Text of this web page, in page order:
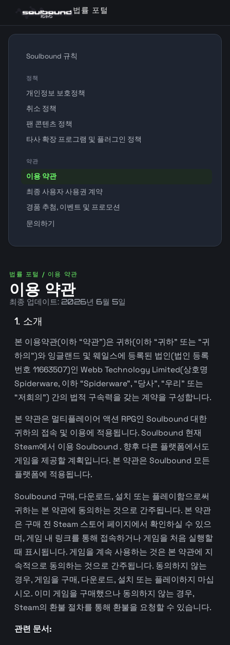
법률 포털
Soulbound 규칙
정책
개인정보 보호정책
취소 정책
팬 콘텐츠 정책
타사 확장 프로그램 및 플러그인 정책
약관
이용 약관
최종 사용자 사용권 계약
경품 추첨, 이벤트 및 프로모션
문의하기
법률 포털 / 이용 약관
이용 약관
최종 업데이트: 2026년 6월 5일
1. 소개
본 이용약관(이하 “약관”)은 귀하(이하 “귀하” 또는 “귀
하의”)와 잉글랜드 및 웨일스에 등록된 법인(법인 등록
번호 11663507)인 Webb Technology Limited(상호명
Spiderware, 이하 “Spiderware”, “당사”, “우리” 또는
“저희의”) 간의 법적 구속력을 갖는 계약을 구성합니다.
본 약관은 멀티플레이어 액션 RPG인 Soulbound 대한
귀하의 접속 및 이용에 적용됩니다. Soulbound 현재
Steam에서 이용 Soulbound . 향후 다른 플랫폼에서도
게임을 제공할 계획입니다. 본 약관은 Soulbound 모든
플랫폼에 적용됩니다.
Soulbound 구매, 다운로드, 설치 또는 플레이함으로써
귀하는 본 약관에 동의하는 것으로 간주됩니다. 본 약관
은 구매 전 Steam 스토어 페이지에서 확인하실 수 있으
며, 게임 내 링크를 통해 접속하거나 게임을 처음 실행할
때 표시됩니다. 게임을 계속 사용하는 것은 본 약관에 지
속적으로 동의하는 것으로 간주됩니다. 동의하지 않는
경우, 게임을 구매, 다운로드, 설치 또는 플레이하지 마십
시오. 이미 게임을 구매했으나 동의하지 않는 경우,
Steam의 환불 절차를 통해 환불을 요청할 수 있습니다.
관련 문서: